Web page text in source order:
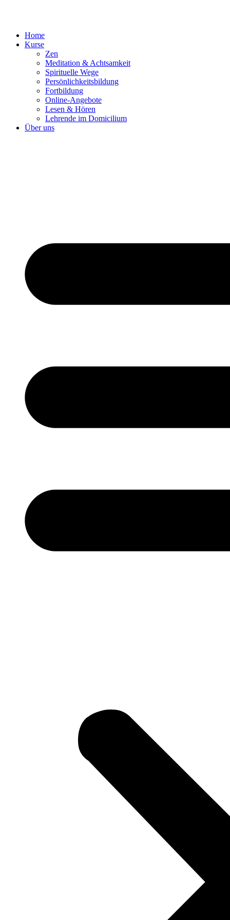
Home
Kurse
Zen
Meditation & Achtsamkeit
Spirituelle Wege
Persönlichkeitsbildung
Fortbildung
Online-Angebote
Lesen & Hören
Lehrende im Domicilium
Über uns